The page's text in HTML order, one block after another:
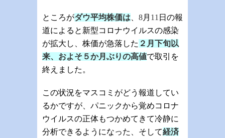
ところがダウ平均株価は 8月 11 日の報
道によると新型コロナウイルスの感染
が拡大し、株価が急落した ２月下旬以
来、およそ５か月ぶりの高値で取引を
終えました。
この状況をマスコミがどう報道してい
るかですが、パニックから覚めコロナ
ウイルスの正体もつかめてきて冷静に
分析できるようになった、そして経済